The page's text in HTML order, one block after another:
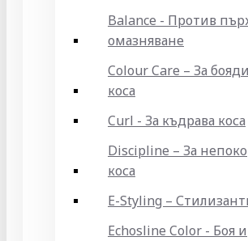
Balance - Против
омазняване
Colour Care – За
коса
Curl - За къдрава коса
Discipline – За
коса
E-Styling –
Echosline Color - Боя и